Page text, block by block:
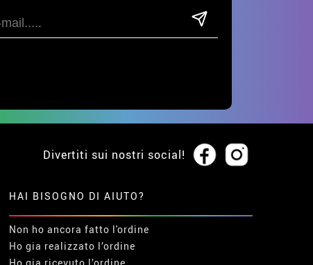
Divertiti sui nostri social!
HAI BISOGNO DI AIUTO?
Non ho ancora fatto l'ordine
Ho gia realizzato l’ordine